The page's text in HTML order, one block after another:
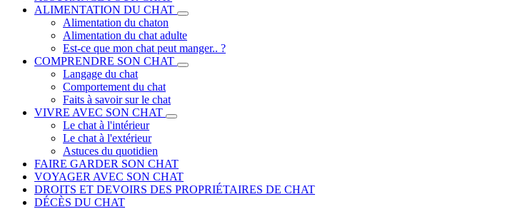
ALIMENTATION DU CHAT
Alimentation du chaton
Alimentation du chat adulte
Est-ce que mon chat peut manger.. ?
COMPRENDRE SON CHAT
Langage du chat
Comportement du chat
Faits à savoir sur le chat
VIVRE AVEC SON CHAT
Le chat à l'intérieur
Le chat à l'extérieur
Astuces du quotidien
FAIRE GARDER SON CHAT
VOYAGER AVEC SON CHAT
DROITS ET DEVOIRS DES PROPRIÉTAIRES DE CHAT
DÉCÈS DU CHAT